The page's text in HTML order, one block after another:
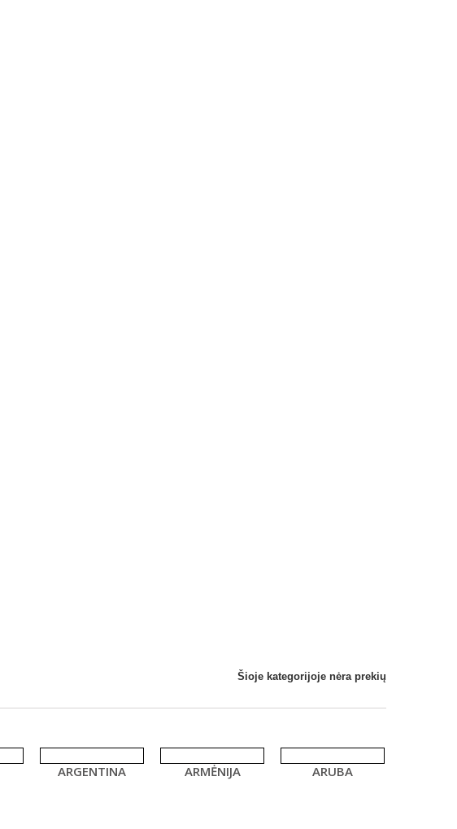
Šioje kategorijoje nėra prekių
ARGENTINA ARMĖNIJA ARUBA